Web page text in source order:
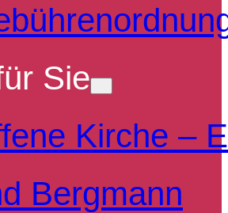
Sie
Kirche –
Bergmann